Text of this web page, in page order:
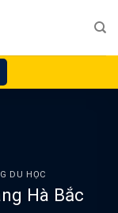
DU HỌC
Hà Bắc